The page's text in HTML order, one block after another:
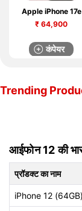
Apple iPhone 17e
₹ 64,900
कंपेयर
Trending
आईफोन 12 की
प्रॉडक्ट का नाम
iPhone 12